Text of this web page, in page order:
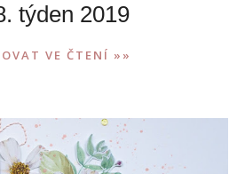
týden 2019
VE ČTENÍ »»